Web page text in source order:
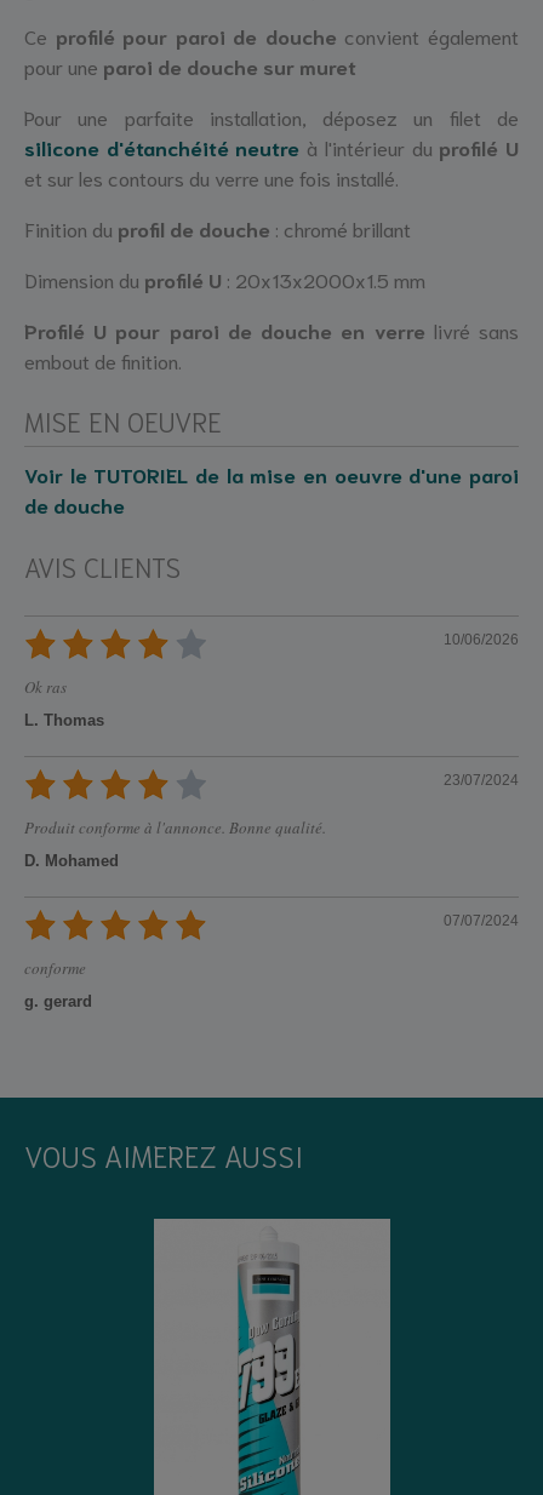
Ce profilé pour paroi de douche convient également
pour une paroi de douche sur muret
Pour une parfaite installation, déposez un filet de
silicone d'étanchéité neutre à l'intérieur du profilé U
et sur les contours du verre une fois installé.
Finition du profil de douche : chromé brillant
Dimension du profilé U : 20x13x2000x1.5 mm
Profilé U pour paroi de douche en verre livré sans
embout de finition.
MISE EN OEUVRE
Voir le TUTORIEL de la mise en oeuvre d'une paroi
de douche
AVIS CLIENTS
10/06/2026
Ok ras
L. Thomas
23/07/2024
Produit conforme à l'annonce. Bonne qualité.
D. Mohamed
07/07/2024
conforme
g. gerard
VOUS AIMEREZ AUSSI